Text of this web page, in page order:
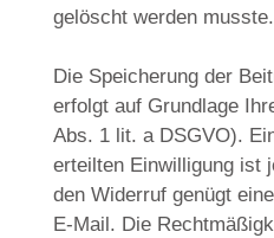
gelöscht werden musste.
Die Speicherung der
erfolgt auf Grundlage
Abs. 1 lit. a DSGVO).
erteilten Einwilligung ist
den Widerruf genügt
E-Mail. Die